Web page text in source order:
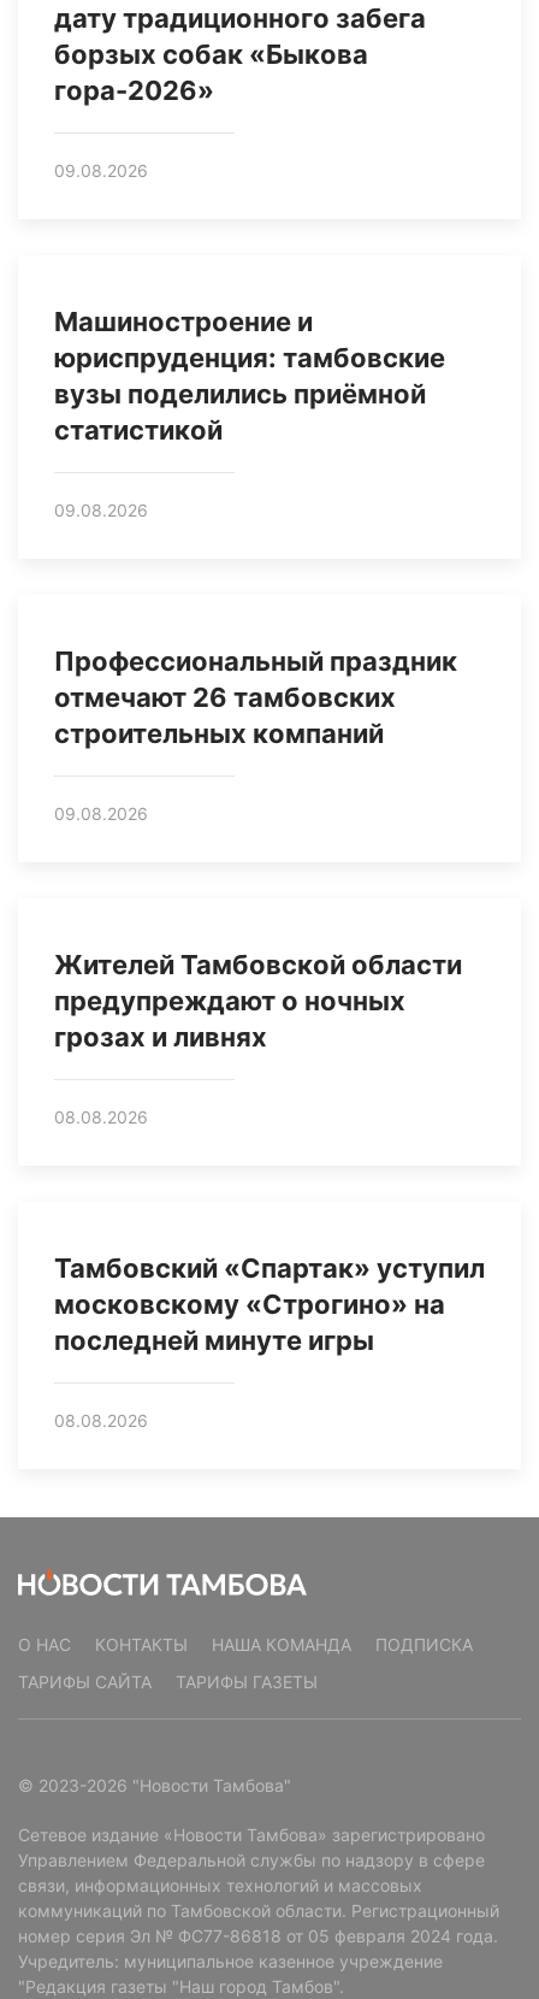
дату традиционного забега
борзых собак «Быкова
гора-2026»
09.08.2026
Машиностроение и
юриспруденция: тамбовские
вузы поделились приёмной
статистикой
09.08.2026
Профессиональный праздник
отмечают 26 тамбовских
строительных компаний
09.08.2026
Жителей Тамбовской области
предупреждают о ночных
грозах и ливнях
08.08.2026
Тамбовский «Спартак» уступил
московскому «Строгино» на
последней минуте игры
08.08.2026
О НАС КОНТАКТЫ НАША КОМАНДА
ПОДПИСКА
ТАРИФЫ САЙТА
ТАРИФЫ ГАЗЕТЫ
© 2023-2026 "Новости Тамбова"
Сетевое издание «Новости Тамбова» зарегистрировано
Управлением Федеральной службы по надзору в сфере
связи, информационных технологий и массовых
коммуникаций по Тамбовской области. Регистрационный
номер серия Эл № ФС77-86818 от 05 февраля 2024 года.
Учредитель: муниципальное казенное учреждение
"Редакция газеты "Наш город Тамбов".